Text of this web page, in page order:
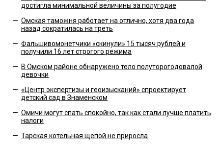
достигла минимальной величины за полугодие
— Омская таможня работает на отлично, хотя два года
назад сократилась на треть
— Фальшивомонетчики «скинули» 15 тысяч рублей и
получили 16 лет строгого режима
— В Омском районе обнаружено тело полуторогодовалой
девочки
— «Центр экспертизы и геоизысканий» спроектирует
детский сад в Знаменском
— Омичи могут спать спокойно, так как стали лучше платить
налоги
— Тарская котельная щепой не приросла